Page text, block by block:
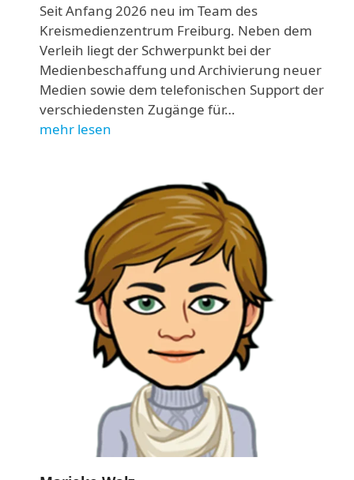
Seit Anfang 2026 neu im Team des
Kreismedienzentrum Freiburg. Neben dem
Verleih liegt der Schwerpunkt bei der
Medienbeschaffung und Archivierung neuer
Medien sowie dem telefonischen Support der
verschiedensten Zugänge für…
mehr lesen